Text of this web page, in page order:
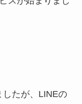
たが、LINEの